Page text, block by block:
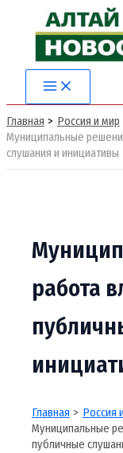
содержимому
Main
Menu
Главная
Россия и мир
Муниципальные
слушания и инициативы
работа
Главная
Россия
Муниципальные
публичные